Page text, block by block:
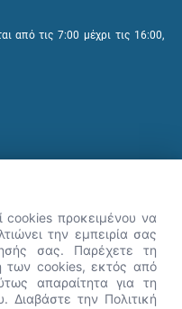
από τις 7:00 μέχρι τις 16:00,
Είμαι η Νόησις.
μπορώ να σε βοηθήσω
cookies προκειμένου να
την εμπειρία σας
σας. Παρέχετε τη
των cookies, εκτός από
απαραίτητα για τη
Διαβάστε την Πολιτική